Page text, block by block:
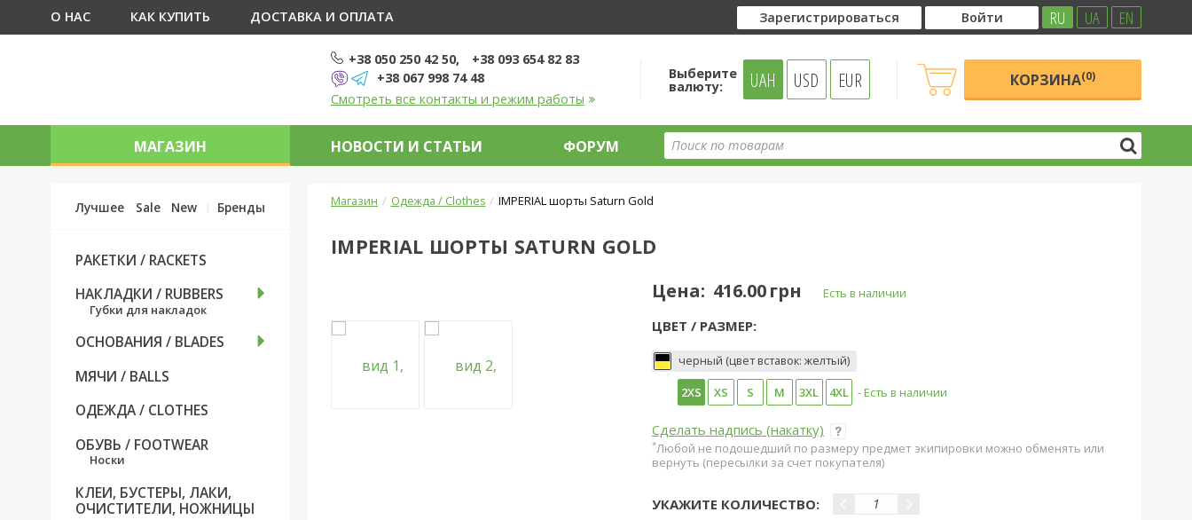
О НАС КАК КУПИТЬ ДОСТАВКА И ОПЛАТА Зарегистрироваться Войти RU UA EN
+38 050 250 42 50
+38 093 654 82 83
+38 067 998 74 48
Смотреть все контакты и режим работы
Выберите
валюту: UAH USD EUR КОРЗИНА(0)
МАГАЗИН НОВОСТИ И СТАТЬИ ФОРУМ
Лучшее Sale New Бренды
РАКЕТКИ / RACKETS
НАКЛАДКИ / RUBBERS
Губки для накладок
ОСНОВАНИЯ / BLADES
МЯЧИ / BALLS
ОДЕЖДА / CLOTHES
ОБУВЬ / FOOTWEAR
Носки
КЛЕИ, БУСТЕРЫ, ЛАКИ,
ОЧИСТИТЕЛИ, НОЖНИЦЫ
Магазин Одежда / Clothes IMPERIAL шорты Saturn Gold
IMPERIAL ШОРТЫ SATURN GOLD
Цена: 416.00 грн Есть в наличии
ЦВЕТ / РАЗМЕР:
черный (цвет вставок: желтый)
2XS
XS S M 3XL 4XL - Есть в наличии
Сделать надпись (накатку)
*Любой не подошедший по размеру предмет экипировки можно обменять или
вернуть (пересылки за счет покупателя)
УКАЖИТЕ КОЛИЧЕСТВО: